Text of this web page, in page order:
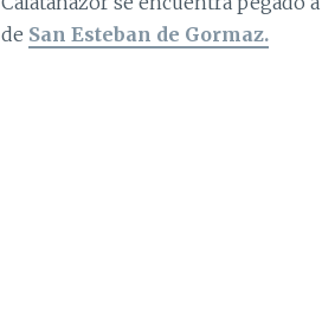
de San Esteban de Gormaz.